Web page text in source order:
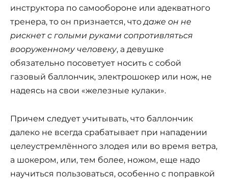
инструктора по самообороне или адекватного
тренера, то он признается, чтодаже он не
рискнет с голыми руками сопротивляться
вооруженному человеку, а девушке
обязательно посоветует носить с собой
газовый баллончик, электрошокер или нож, не
надеясь на свои «железные кулаки».
Причем следует учитывать, что баллончик
далеко не всегда срабатывает при нападении
целеустремлённого злодея или во время ветра,
а шокером, или, тем более, ножом, еще надо
научиться пользоваться, особенно с поправкой